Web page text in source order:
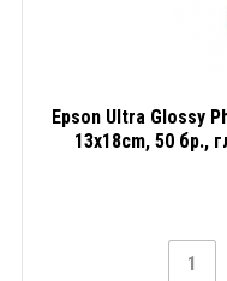
Epson Ultra Glossy
13x18cm, 50 бр.,